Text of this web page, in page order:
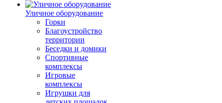
Уличное оборудование
Горки
Благоустройство
территории
Беседки и домики
Спортивные
комплексы
Игровые
комплексы
Игрушки для